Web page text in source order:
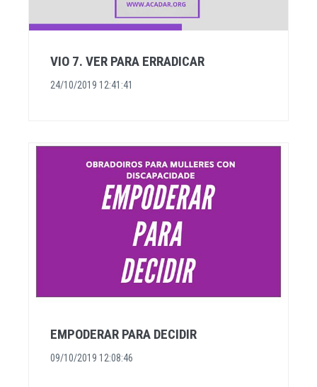
VIO 7. VER PARA ERRADICAR
24/10/2019 12:41:41
EMPODERAR PARA DECIDIR
09/10/2019 12:08:46